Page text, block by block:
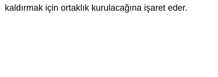
kaldırmak için ortaklık kurulacağına işaret eder.